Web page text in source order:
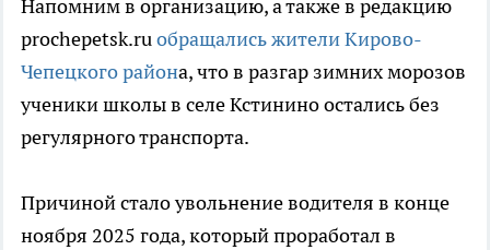
Напомним в организацию, а также в редакцию
prochepetsk.ruобращались жители Кирово-
Чепецкого района, что в разгар зимних морозов
ученики школы в селе Кстинино остались без
регулярного транспорта.
Причиной стало увольнение водителя в конце
ноября 2025 года, который проработал в